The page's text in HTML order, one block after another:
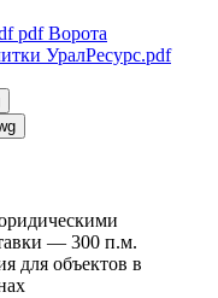
pdf Ворота
УралРесурс.pdf
— 300 п.м.
для объектов в